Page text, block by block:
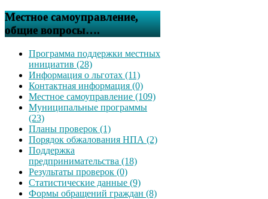
Местное самоуправление,
общие вопросы….
Программа поддержки местных
инициатив (28)
Информация о льготах (11)
Контактная информация (0)
Местное самоуправление (109)
Муниципальные программы
(23)
Планы проверок (1)
Порядок обжалования НПА (2)
Поддержка
предпринимательства (18)
Результаты проверок (0)
Статистические данные (9)
Формы обращений граждан (8)